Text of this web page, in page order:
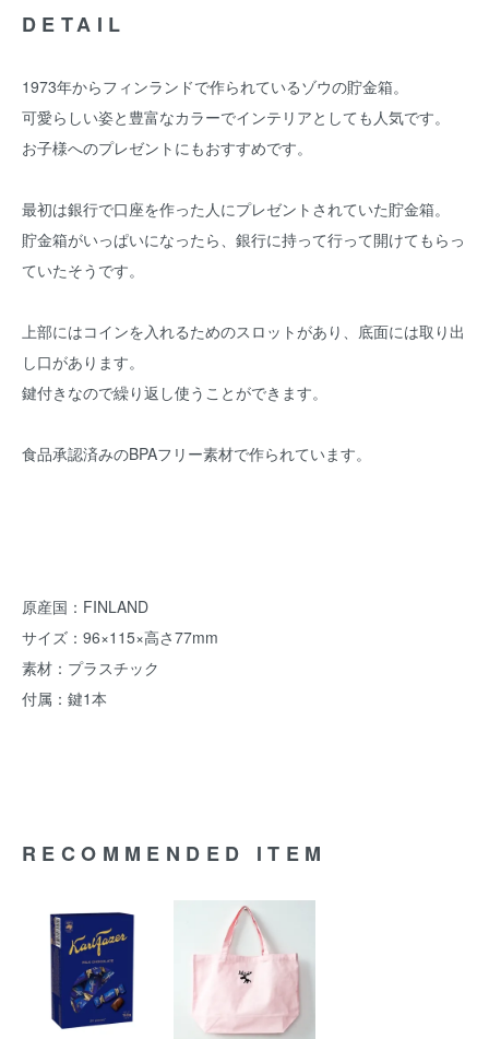
DETAIL
1973年からフィンランドで作られているゾウの貯金箱。
可愛らしい姿と豊富なカラーでインテリアとしても人気です。
お子様へのプレゼントにもおすすめです。
最初は銀行で口座を作った人にプレゼントされていた貯金箱。
貯金箱がいっぱいになったら、銀行に持って行って開けてもらっ
ていたそうです。
上部にはコインを入れるためのスロットがあり、底面には取り出
し口があります。
鍵付きなので繰り返し使うことができます。
食品承認済みのBPAフリー素材で作られています。
原産国：FINLAND
サイズ：96×115×高さ77mm
素材：プラスチック
付属：鍵1本
RECOMMENDED ITEM